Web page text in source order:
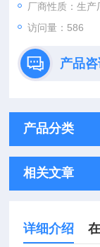
厂商性质：生产
访问量：586
产品咨
产品分类
相关文章
详细介绍